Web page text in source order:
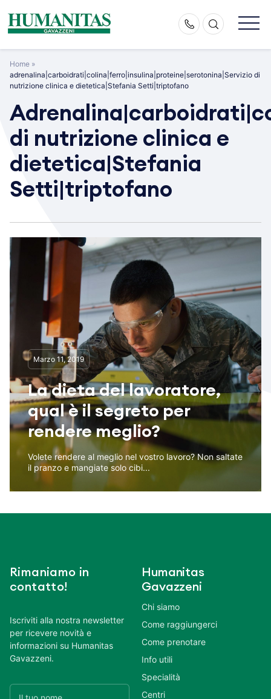
content
Home »
adrenalina|carboidrati|colina|ferro|insulina|proteine|serotonina|Servizio di
nutrizione clinica e dietetica|Stefania Setti|triptofano
di nutrizione clinica e
dietetica|Stefania
Setti|triptofano
Marzo 11, 2019
La dieta del lavoratore,
qual è il segreto per
rendere meglio?
Volete rendere al meglio nel vostro lavoro? Non saltate
il pranzo e mangiate solo cibi...
Rimaniamo in
contatto!
Iscriviti alla nostra newsletter
per ricevere novità e
informazioni su Humanitas
Gavazzeni.
Humanitas
Gavazzeni
Chi siamo
Come raggiungerci
Come prenotare
Info utili
Specialità
Centri